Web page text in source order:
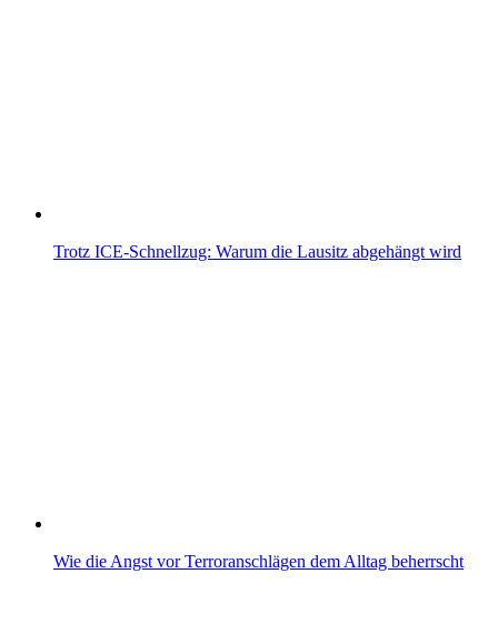
Trotz ICE-Schnellzug: Warum die Lausitz abgehängt wird
Wie die Angst vor Terroranschlägen dem Alltag beherrscht